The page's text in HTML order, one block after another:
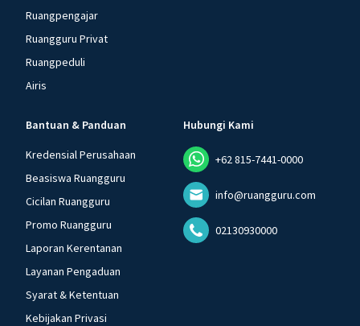
Ruangpengajar
Ruangguru Privat
Ruangpeduli
Airis
Bantuan & Panduan
Kredensial Perusahaan
Beasiswa Ruangguru
Cicilan Ruangguru
Promo Ruangguru
Laporan Kerentanan
Layanan Pengaduan
Syarat & Ketentuan
Kebijakan Privasi
Hubungi Kami
+62 815-7441-0000
info@ruangguru.com
02130930000